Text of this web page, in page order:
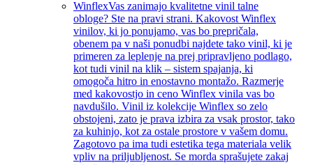
WinflexVas zanimajo kvalitetne vinil talne
obloge? Ste na pravi strani. Kakovost Winflex
vinilov, ki jo ponujamo, vas bo prepričala,
obenem pa v naši ponudbi najdete tako vinil, ki je
primeren za leplenje na prej pripravljeno podlago,
kot tudi vinil na klik – sistem spajanja, ki
omogoča hitro in enostavno montažo. Razmerje
med kakovostjo in ceno Winflex vinila vas bo
navdušilo. Vinil iz kolekcije Winflex so zelo
obstojeni, zato je prava izbira za vsak prostor, tako
za kuhinjo, kot za ostale prostore v vašem domu.
Zagotovo pa ima tudi estetika tega materiala velik
vpliv na priljubljenost. Se morda sprašujete zakaj